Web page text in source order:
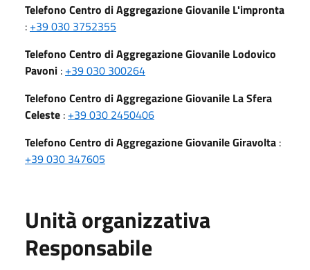
Telefono Centro di Aggregazione Giovanile L'impronta
: +39 030 3752355
Telefono Centro di Aggregazione Giovanile Lodovico
Pavoni : +39 030 300264
Telefono Centro di Aggregazione Giovanile La Sfera
Celeste : +39 030 2450406
Telefono Centro di Aggregazione Giovanile Giravolta :
+39 030 347605
Unità organizzativa
Responsabile